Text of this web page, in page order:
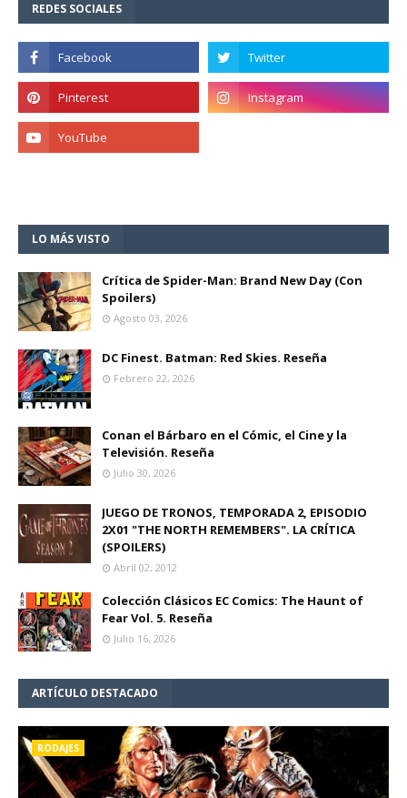
REDES SOCIALES
LO MÁS VISTO
Crítica de Spider-Man: Brand New Day (Con
Spoilers)
Agosto 03, 2026
DC Finest. Batman: Red Skies. Reseña
Febrero 22, 2026
Conan el Bárbaro en el Cómic, el Cine y la
Televisión. Reseña
Julio 30, 2026
JUEGO DE TRONOS, TEMPORADA 2, EPISODIO
2X01 "THE NORTH REMEMBERS". LA CRÍTICA
(SPOILERS)
Abril 02, 2012
Colección Clásicos EC Comics: The Haunt of
Fear Vol. 5. Reseña
Julio 16, 2026
ARTÍCULO DESTACADO
RODAJES